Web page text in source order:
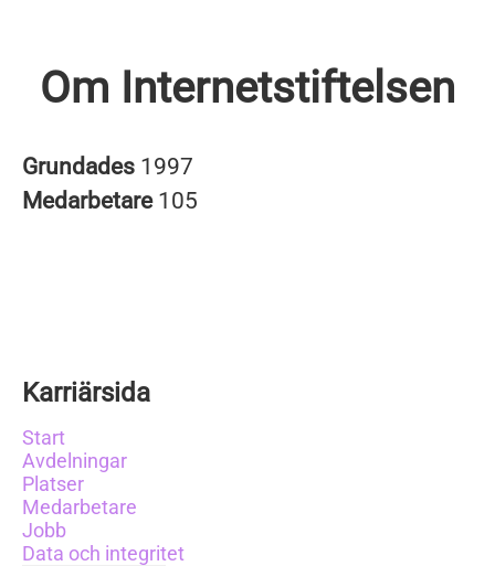
Om Internetstiftelsen
Grundades 1997
Medarbetare 105
Karriärsida
Start
Avdelningar
Platser
Medarbetare
Jobb
Data och integritet